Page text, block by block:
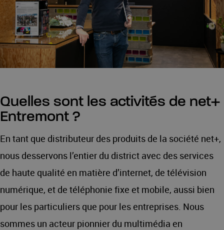
Quelles sont les activités de net+
Entremont ?
En tant que distributeur des produits de la société net+,
nous desservons l’entier du district avec des services
de haute qualité en matière d’internet, de télévision
numérique, et de téléphonie fixe et mobile, aussi bien
pour les particuliers que pour les entreprises. Nous
sommes un acteur pionnier du multimédia en